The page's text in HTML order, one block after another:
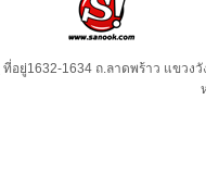
ที่อยู่1632-1634 ถ.ลาดพร้าว แขวง